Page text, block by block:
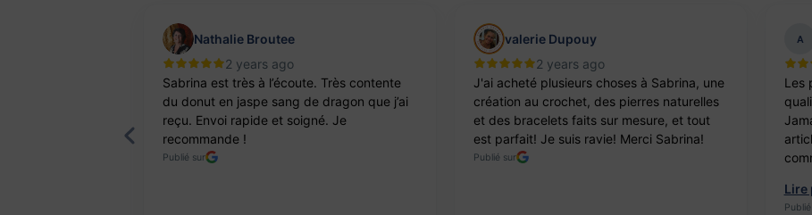
Nathalie Broutee
2 years ago
Sabrina est très à l’écoute. Très contente
du donut en jaspe sang de dragon que j’ai
reçu. Envoi rapide et soigné. Je
recommande !
Publié sur
valerie Dupouy
2 years ago
J'ai acheté plusieurs choses à Sabrina, une
création au crochet, des pierres naturelles
et des bracelets faits sur mesure, et tout
est parfait! Je suis ravie! Merci Sabrina!
Publié sur
A
Les
Lire